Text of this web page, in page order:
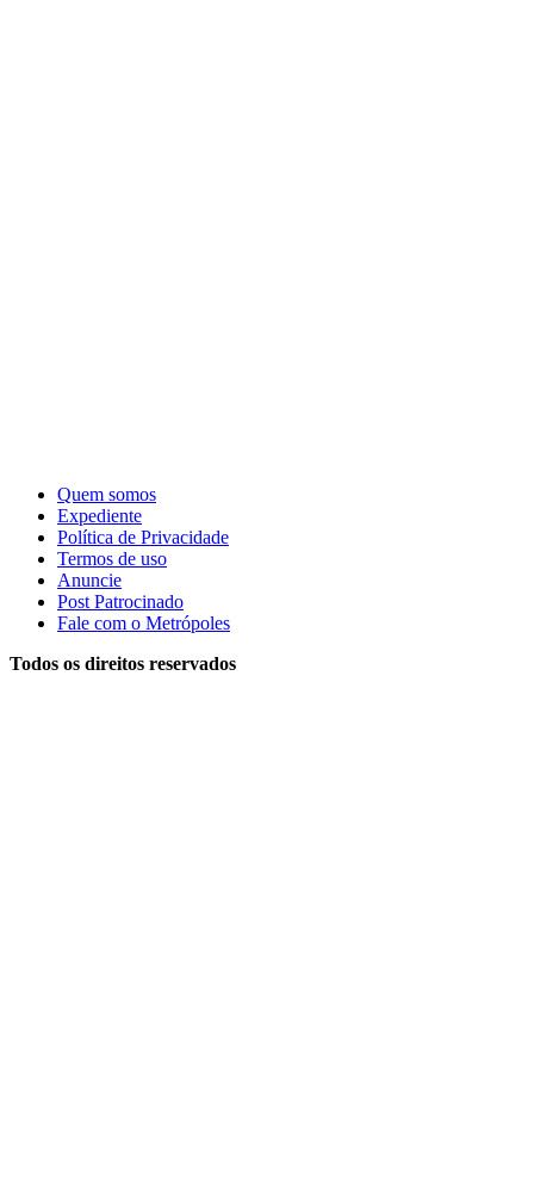
Quem somos
Expediente
Política de Privacidade
Termos de uso
Anuncie
Post Patrocinado
Fale com o Metrópoles
Todos os direitos reservados